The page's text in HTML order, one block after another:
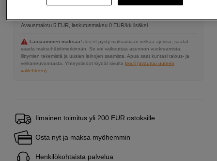
Esimerkki: 36 kk, 28 EUR/kk, yhteensä 1 013 EUR, todellinen vuosikorko
Avausmaksu 5 EUR, laskutusmaksu 0 EUR/kk lisäksi
Lainaaminen maksaa! Jos et pysty maksamaan velkaa ajoissa, saatat
saada maksuhäiriömerkinnän. Se voi vaikeuttaa asunnon vuokraamista,
liittymien tekemistä ja uusien lainojen saamista. Apua saat kuntasi talous- ja
velkaneuvonnasta. Yhteystiedot löydät sivulta kkv.fi (avautuu uuteen
välilehteen)
Ilmainen toimitus yli 200 EUR ostoksille
Osta nyt ja maksa myöhemmin
Henkilökohtaista palvelua